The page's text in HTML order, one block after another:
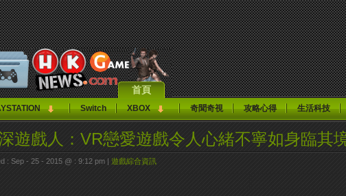
首頁
Switch XBOX 奇聞奇視 攻略心得 生活科技
遊戲人：VR戀愛遊戲令人心緒不寧如身臨其
: Sep - 25 - 2015 @ : 9:12 pm | 遊戲綜合資訊